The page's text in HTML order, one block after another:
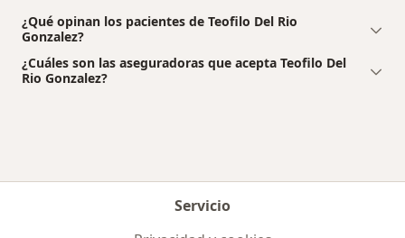
¿Qué opinan los pacientes de Teofilo Del Rio
Gonzalez?
¿Cuáles son las aseguradoras que acepta Teofilo Del
Rio Gonzalez?
Servicio